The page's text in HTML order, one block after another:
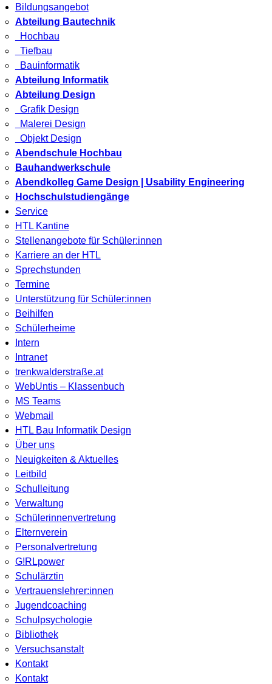
Bildungsangebot
Abteilung Bautechnik
Hochbau
Tiefbau
Bauinformatik
Abteilung Informatik
Abteilung Design
Grafik Design
Malerei Design
Objekt Design
Abendschule Hochbau
Bauhandwerkschule
Abendkolleg Game Design | Usability Engineering
Hochschulstudiengänge
Service
HTL Kantine
Stellenangebote für Schüler:innen
Karriere an der HTL
Sprechstunden
Termine
Unterstützung für Schüler:innen
Beihilfen
Schülerheime
Intern
Intranet
trenkwalderstraße.at
WebUntis – Klassenbuch
MS Teams
Webmail
HTL Bau Informatik Design
Über uns
Neuigkeiten & Aktuelles
Leitbild
Schulleitung
Verwaltung
Schülerinnenvertretung
Elternverein
Personalvertretung
G!RLpower
Schulärztin
Vertrauenslehrer:innen
Jugendcoaching
Schulpsychologie
Bibliothek
Versuchsanstalt
Kontakt
Kontakt